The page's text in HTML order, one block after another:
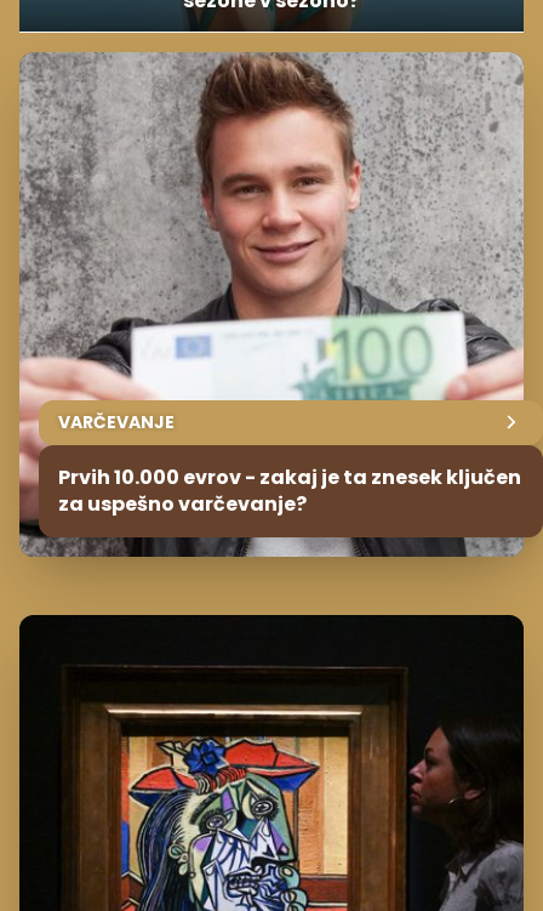
VARČEVANJE
Prvih 10.000 evrov - zakaj je ta znesek ključen
za uspešno varčevanje?